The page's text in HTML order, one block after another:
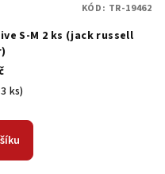
S-M 2 ks (jack russell
ks)
KÓD: TR-19462